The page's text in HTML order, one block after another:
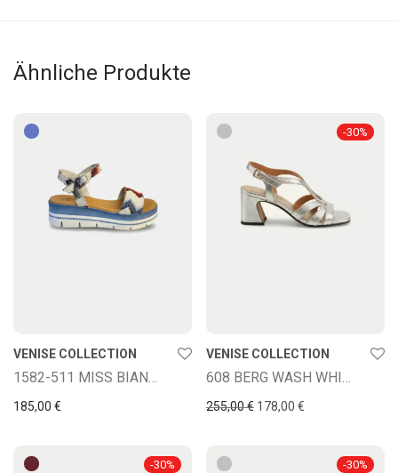
Ähnliche Produkte
VENISE COLLECTION
1582-511 MISS BIANCO
185,00 €
-30%
VENISE COLLECTION
608 BERG WASH WHITE MILK
255,00€ Ursprünglicher Preis
178,00 €
-30% -30%